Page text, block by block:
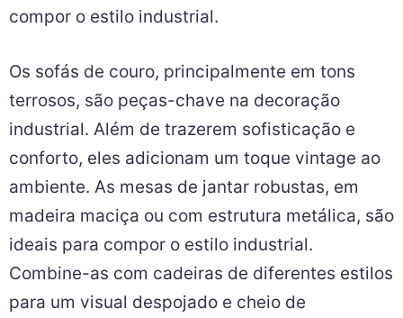
compor o estilo industrial.
Os sofás de couro, principalmente em tons
terrosos, são peças-chave na decoração
industrial. Além de trazerem sofisticação e
conforto, eles adicionam um toque vintage ao
ambiente. As mesas de jantar robustas, em
madeira maciça ou com estrutura metálica, são
ideais para compor o estilo industrial.
Combine-as com cadeiras de diferentes estilos
para um visual despojado e cheio de